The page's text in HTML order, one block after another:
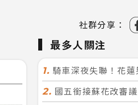
社群分享：
最多人關注
1. 騎車深夜失聯！花蓮男患病疑迷途 警徒
2. 國五銜接蘇花改審議過關 拚明年七月前開工！台